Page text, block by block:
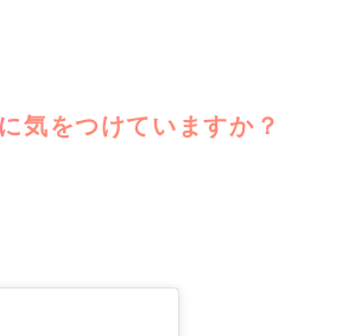
気をつけていますか？